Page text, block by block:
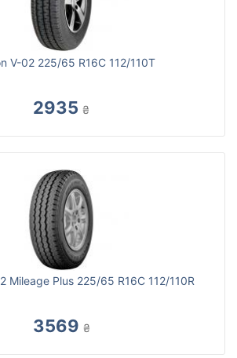
V-02 225/65 R16C 112/110T
2935 ₴
Mileage Plus 225/65 R16C 112/110R
3569 ₴